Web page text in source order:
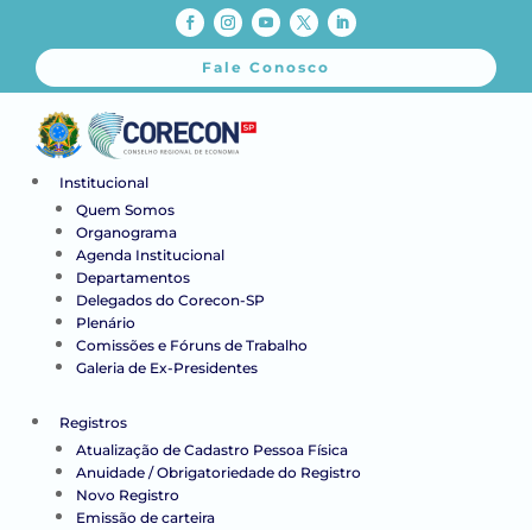
Fale Conosco
Institucional
Quem Somos
Organograma
Agenda Institucional
Departamentos
Delegados do Corecon-SP
Plenário
Comissões e Fóruns de Trabalho
Galeria de Ex-Presidentes
Registros
Atualização de Cadastro Pessoa Física
Anuidade / Obrigatoriedade do Registro
Novo Registro
Emissão de carteira